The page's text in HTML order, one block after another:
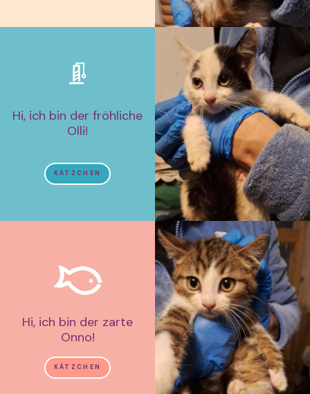
Hi, ich bin der fröhliche
Olli!
KÄTZCHEN
Hi, ich bin der zarte
Onno!
KÄTZCHEN